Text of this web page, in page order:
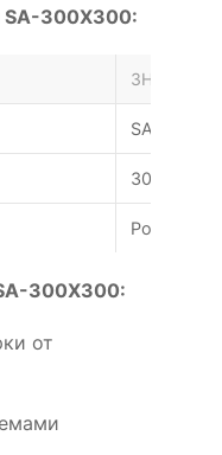
SA-300X300:
ЗНАЧЕНИЕ
SA-
300
Россия
300X300:
от